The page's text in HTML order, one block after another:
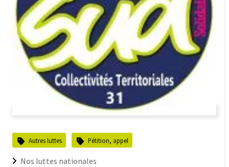
Autres luttes Pétition, appel
Nos luttes nationales